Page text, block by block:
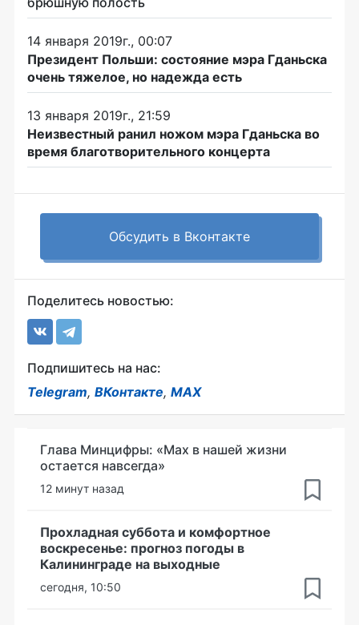
14 января 2019г., 00:07
Президент Польши: состояние мэра Гданьска
очень тяжелое, но надежда есть
13 января 2019г., 21:59
Неизвестный ранил ножом мэра Гданьска во
время благотворительного концерта
Обсудить в Вконтакте
Поделитесь новостью:
Подпишитесь на нас:
Telegram, ВКонтакте, MAX
Глава Минцифры: «Мах в нашей жизни
остается навсегда»
12 минут назад
Прохладная суббота и комфортное
воскресенье: прогноз погоды в
Калининграде на выходные
сегодня, 10:50